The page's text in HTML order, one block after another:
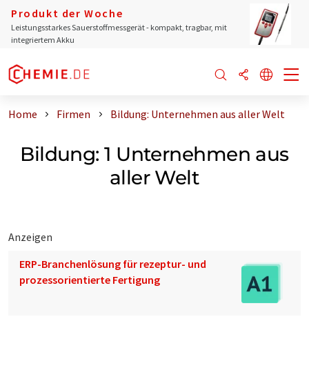
Produkt der Woche
Leistungsstarkes Sauerstoffmessgerät - kompakt, tragbar, mit
integriertem Akku
Home Firmen Bildung: Unternehmen aus aller Welt
Bildung: 1 Unternehmen aus
aller Welt
Anzeigen
ERP-Branchenlösung für rezeptur- und
prozessorientierte Fertigung